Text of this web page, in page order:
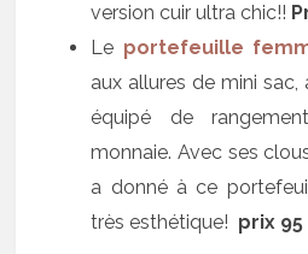
version cuir ultra chic!!
Le portefeuille
aux allures de mini
équipé de
monnaie. Avec ses
a donné à ce
très esthétique! prix